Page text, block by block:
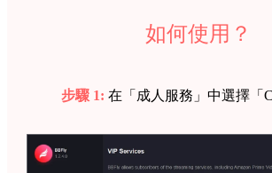
如何使用？
步驟 1:在「成人服務」中選擇「